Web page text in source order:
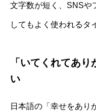
文字数が短く、SNSや
してもよく使われるタ
「いてくれてあ
い
日本語の「幸せをあり